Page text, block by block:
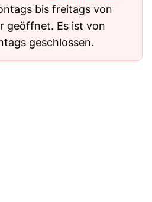
bis freitags von
geöffnet. Es ist von
geschlossen.